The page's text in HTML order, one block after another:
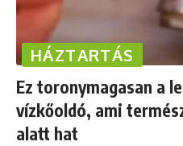
HÁZTARTÁS
Ez toronymagasan a
vízkőoldó, ami
alatt hat